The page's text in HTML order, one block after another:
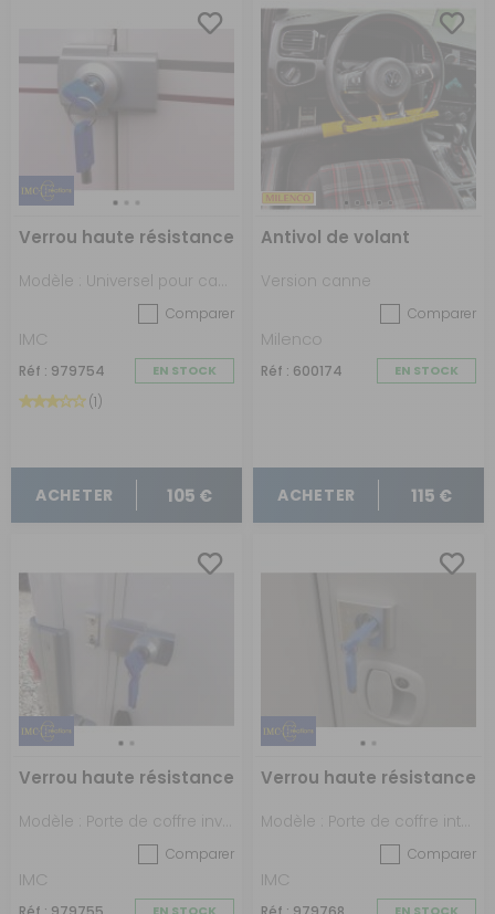
Verrou haute résistance
Comparer
IMC
Réf : 979754 EN STOCK
(1)
ACHETER 105 €
Antivol de volant
Version canne
Comparer
Milenco
Réf : 600174 EN STOCK
ACHETER 115 €
Verrou haute résistance
Comparer
IMC
Verrou haute résistance
Comparer
IMC